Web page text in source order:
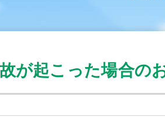
が起こった場合の